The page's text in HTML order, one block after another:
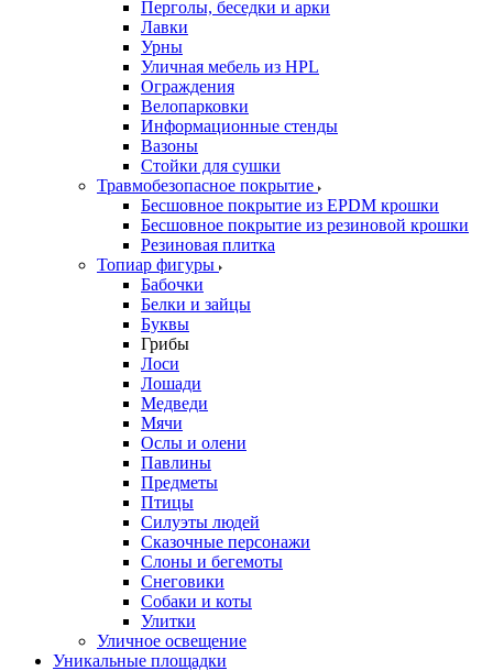
Перголы, беседки и арки
Лавки
Урны
Уличная мебель из HPL
Ограждения
Велопарковки
Информационные стенды
Вазоны
Стойки для сушки
Травмобезопасное покрытие
Бесшовное покрытие из EPDM крошки
Бесшовное покрытие из резиновой крошки
Резиновая плитка
Топиар фигуры
Бабочки
Белки и зайцы
Буквы
Грибы
Лоси
Лошади
Медведи
Мячи
Ослы и олени
Павлины
Предметы
Птицы
Силуэты людей
Сказочные персонажи
Слоны и бегемоты
Снеговики
Собаки и коты
Улитки
Уличное освещение
Уникальные площадки